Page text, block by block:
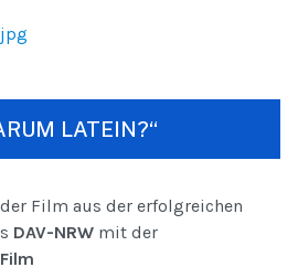
LATEIN?“
Film aus der erfolgreichen
DAV-NRW mit der